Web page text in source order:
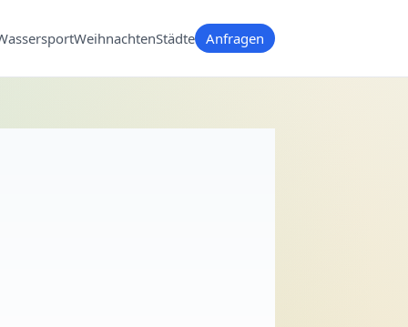
WeihnachtenStädte Anfragen